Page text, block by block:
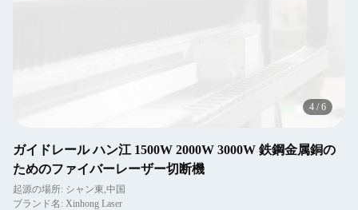
4 / 6
ガイドレール ハン江 1500W 2000W 3000W 鉄鋼金属銅の
ためのファイバーレーザー切断機
起源の場所: シャン東,中国
ブランド名: Xinhong Laser